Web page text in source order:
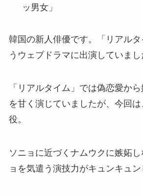
ッ男女」
韓国の新人俳優です。「リアル
うウェブドラマに出演していまし
「リアルタイム」では偽恋愛か
を甘く演じていましたが、今回
役。
ソニョに近づくナムウクに嫉妬
ョを気遣う演技力がキュンキュン